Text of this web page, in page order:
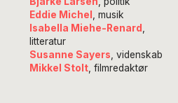
Eddie Michel , musik
Isabella Miehe-Renard ,
litteratur
Susanne Sayers, videnskab
Mikkel Stolt, filmredaktør